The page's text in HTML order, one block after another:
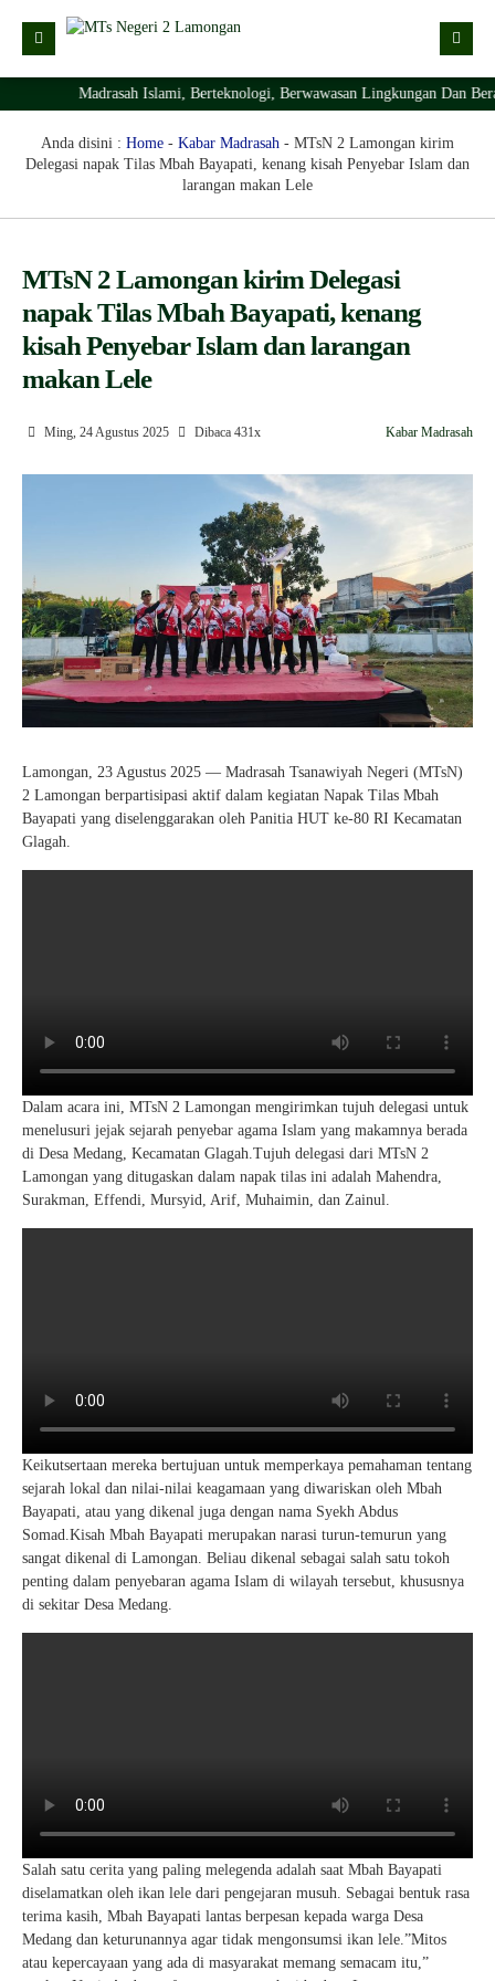
Kabar Madrasah
Profil Madrasah
Sejarah Berdirinya Madrasah
Prestasi Madrasah
Layanan Digital
RDM
Madrasah Islami, Berteknologi, Berwawasan Lingkungan Dan
Anda disini : Home - Kabar Madrasah - MTsN 2 Lamongan kirim
Delegasi napak Tilas Mbah Bayapati, kenang kisah Penyebar Islam dan
larangan makan Lele
MTsN 2 Lamongan kirim Delegasi
napak Tilas Mbah Bayapati, kenang
kisah Penyebar Islam dan larangan
makan Lele
Ming, 24 Agustus 2025 Dibaca 431x Kabar Madrasah
Lamongan, 23 Agustus 2025 — Madrasah Tsanawiyah Negeri (MTsN)
2 Lamongan berpartisipasi aktif dalam kegiatan Napak Tilas Mbah
Bayapati yang diselenggarakan oleh Panitia HUT ke-80 RI Kecamatan
Glagah.
Dalam acara ini, MTsN 2 Lamongan mengirimkan tujuh delegasi untuk
menelusuri jejak sejarah penyebar agama Islam yang makamnya berada
di Desa Medang, Kecamatan Glagah.Tujuh delegasi dari MTsN 2
Lamongan yang ditugaskan dalam napak tilas ini adalah Mahendra,
Surakman, Effendi, Mursyid, Arif, Muhaimin, dan Zainul.
Keikutsertaan mereka bertujuan untuk memperkaya pemahaman tentang
sejarah lokal dan nilai-nilai keagamaan yang diwariskan oleh Mbah
Bayapati, atau yang dikenal juga dengan nama Syekh Abdus
Somad.Kisah Mbah Bayapati merupakan narasi turun-temurun yang
sangat dikenal di Lamongan. Beliau dikenal sebagai salah satu tokoh
penting dalam penyebaran agama Islam di wilayah tersebut, khususnya
di sekitar Desa Medang.
Salah satu cerita yang paling melegenda adalah saat Mbah Bayapati
diselamatkan oleh ikan lele dari pengejaran musuh. Sebagai bentuk rasa
terima kasih, Mbah Bayapati lantas berpesan kepada warga Desa
Medang dan keturunannya agar tidak mengonsumsi ikan lele.”Mitos
atau kepercayaan yang ada di masyarakat memang semacam itu,”